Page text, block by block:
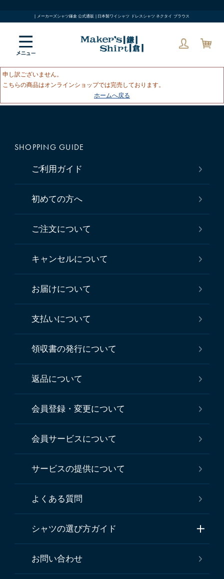
| メーカーズシャツ鎌倉 公式通販 | 日本製ワイシャツ ドレスシャツ ネクタイ ブラウス
申し訳ございません。
こちらの商品はオンラインショップでは完売しております。
ホームへ戻る
SHOPPING GUIDE
ご利用ガイド
初めての方へ
ご注文について
キャンセルについて
お届けについて
支払いについて
領収書の発行について
返品について
会員登録・変更について
会員サービスについて
サービスの提供について
よくある質問
シャツの選び方ガイド
お問い合わせ